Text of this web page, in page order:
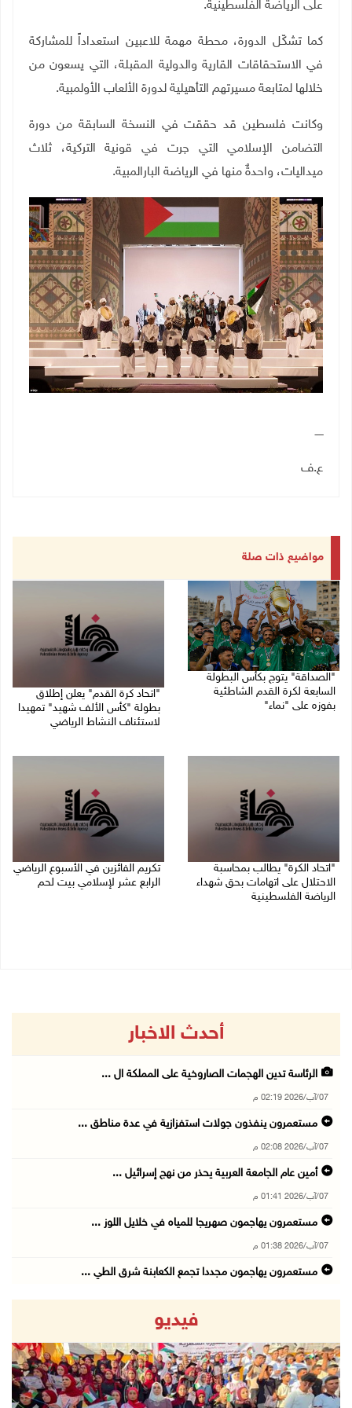
على الرياضة الفلسطينية.
كما تشكّل الدورة، محطة مهمة للاعبين استعداداً للمشاركة
في الاستحقاقات القارية والدولية المقبلة، التي يسعون من
خلالها لمتابعة مسيرتهم التأهيلية لدورة الألعاب الأولمبية.
وكانت فلسطين قد حققت في النسخة السابقة من دورة
التضامن الإسلامي التي جرت في قونية التركية، ثلاث
ميداليات، واحدةٌ منها في الرياضة البارالمبية.
ـــــ
ع.ف
مواضيع ذات صلة
"الصداقة" يتوج بكأس البطولة
السابعة لكرة القدم الشاطئية
بفوزه على "نماء"
"اتحاد كرة القدم" يعلن إطلاق
بطولة "كأس الألف شهيد" تمهيدا
لاستئناف النشاط الرياضي
"اتحاد الكرة" يطالب بمحاسبة
الاحتلال على اتهامات بحق شهداء
الرياضة الفلسطينية
تكريم الفائزين في الأسبوع الرياضي
الرابع عشر لإسلامي بيت لحم
أحدث الاخبار
الرئاسة تدين الهجمات الصاروخية على المملكة ال ...
07/آب/2026 02:19 م
مستعمرون ينفذون جولات استفزازية في عدة مناطق ...
07/آب/2026 02:08 م
أمين عام الجامعة العربية يحذر من نهج إسرائيل ...
07/آب/2026 01:41 م
مستعمرون يهاجمون صهريجا للمياه في خلايل اللوز ...
07/آب/2026 01:38 م
مستعمرون يهاجمون مجددا تجمع الكعابنة شرق الطي ...
أسعار النفط تواصل الصعود وسط مخاوف بشأن مستقب ...
07/آب/2026 10:25 ص
الذهب يتجه لأفضل أداء أسبوعي منذ كانون الثاني
07/آب/2026 10:12 ص
فيديو